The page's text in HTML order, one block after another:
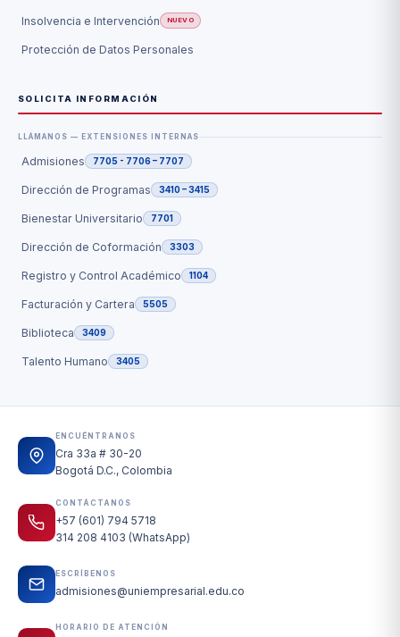
Insolvencia e Intervención NUEVO
Protección de Datos Personales
SOLICITA INFORMACIÓN
LLÁMANOS — EXTENSIONES INTERNAS
Admisiones 7705 - 7706 – 7707
Dirección de Programas 3410 – 3415
Bienestar Universitario 7701
Dirección de Coformación 3303
Registro y Control Académico 1104
Facturación y Cartera 5505
Biblioteca 3409
Talento Humano 3405
ENCUÉNTRANOS
Cra 33a # 30-20
Bogotá D.C., Colombia
CONTÁCTANOS
+57 (601) 794 5718
314 208 4103 (WhatsApp)
ESCRÍBENOS
admisiones@uniempresarial.edu.co
HORARIO DE ATENCIÓN